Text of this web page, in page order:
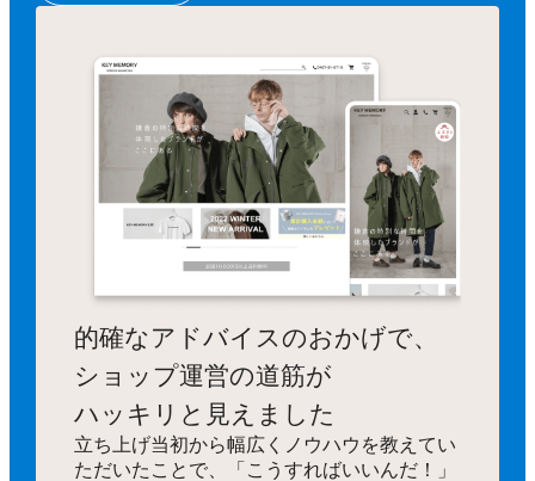
的確なアドバイスのおかげで、
ショップ運営の道筋が
ハッキリと見えました
立ち上げ当初から幅広くノウハウを教えてい
ただいたことで、「こうすればいいんだ！」